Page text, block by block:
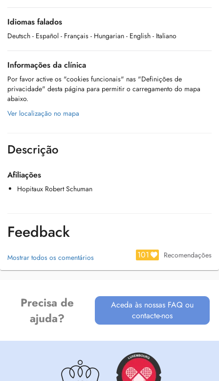
Idiomas falados
Deutsch - Español - Français - Hungarian - English - Italiano
Informações da clínica
Por favor active os "cookies funcionais" nas "Definições de
privacidade" desta página para permitir o carregamento do mapa
abaixo.
Ver localização no mapa
Descrição
Afiliações
Hopitaux Robert Schuman
Feedback
Mostrar todos os comentários 101 Recomendações
Precisa de
ajuda?
Aceda às nossas FAQ ou
contacte-nos